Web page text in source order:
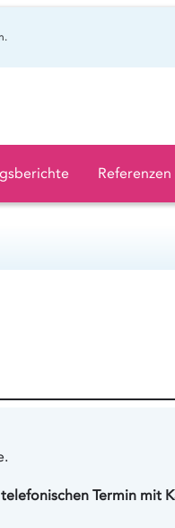
Referenzen
telefonischen Termin mit